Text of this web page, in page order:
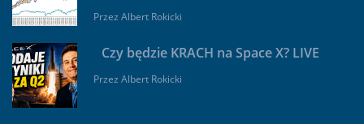
Przez Albert Rokicki
Czy będzie KRACH na Space X? LIVE
Przez Albert Rokicki